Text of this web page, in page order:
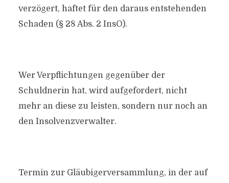
verzögert, haftet für den daraus entstehenden
Schaden (§ 28 Abs. 2 InsO).
Wer Verpflichtungen gegenüber der
Schuldnerin hat, wird aufgefordert, nicht
mehr an diese zu leisten, sondern nur noch an
den Insolvenzverwalter.
Termin zur Gläubigerversammlung, in der auf